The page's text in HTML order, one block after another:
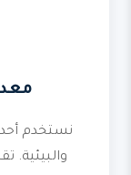
نستخدم
والبيئية.